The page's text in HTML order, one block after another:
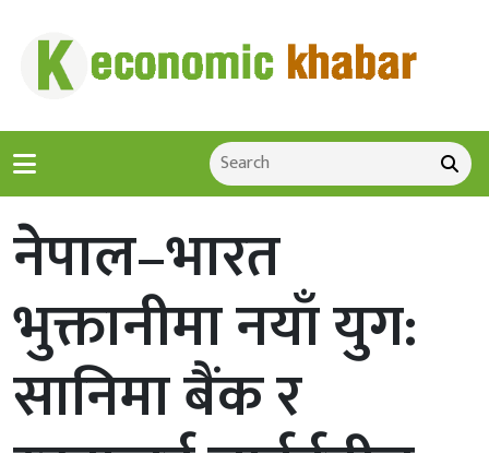
नेपाल–भारत
भुक्तानीमा नयाँ युग:
सानिमा बैंक र